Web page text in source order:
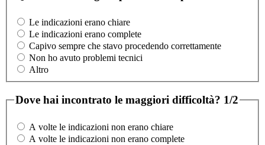
Le indicazioni erano chiare
Le indicazioni erano complete
Capivo sempre che stavo procedendo correttamente
Non ho avuto problemi tecnici
Altro
Dove hai incontrato le maggiori difficoltà? 1/2
A volte le indicazioni non erano chiare
A volte le indicazioni non erano complete